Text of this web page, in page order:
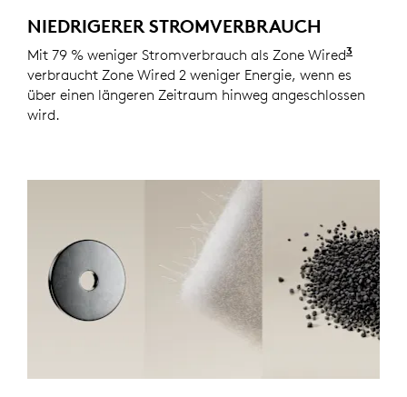
NIEDRIGERER STROMVERBRAUCH
Mit 79 % weniger Stromverbrauch als Zone Wired3
verbraucht Zone Wired 2 weniger Energie, wenn es
über einen längeren Zeitraum hinweg angeschlossen
wird.